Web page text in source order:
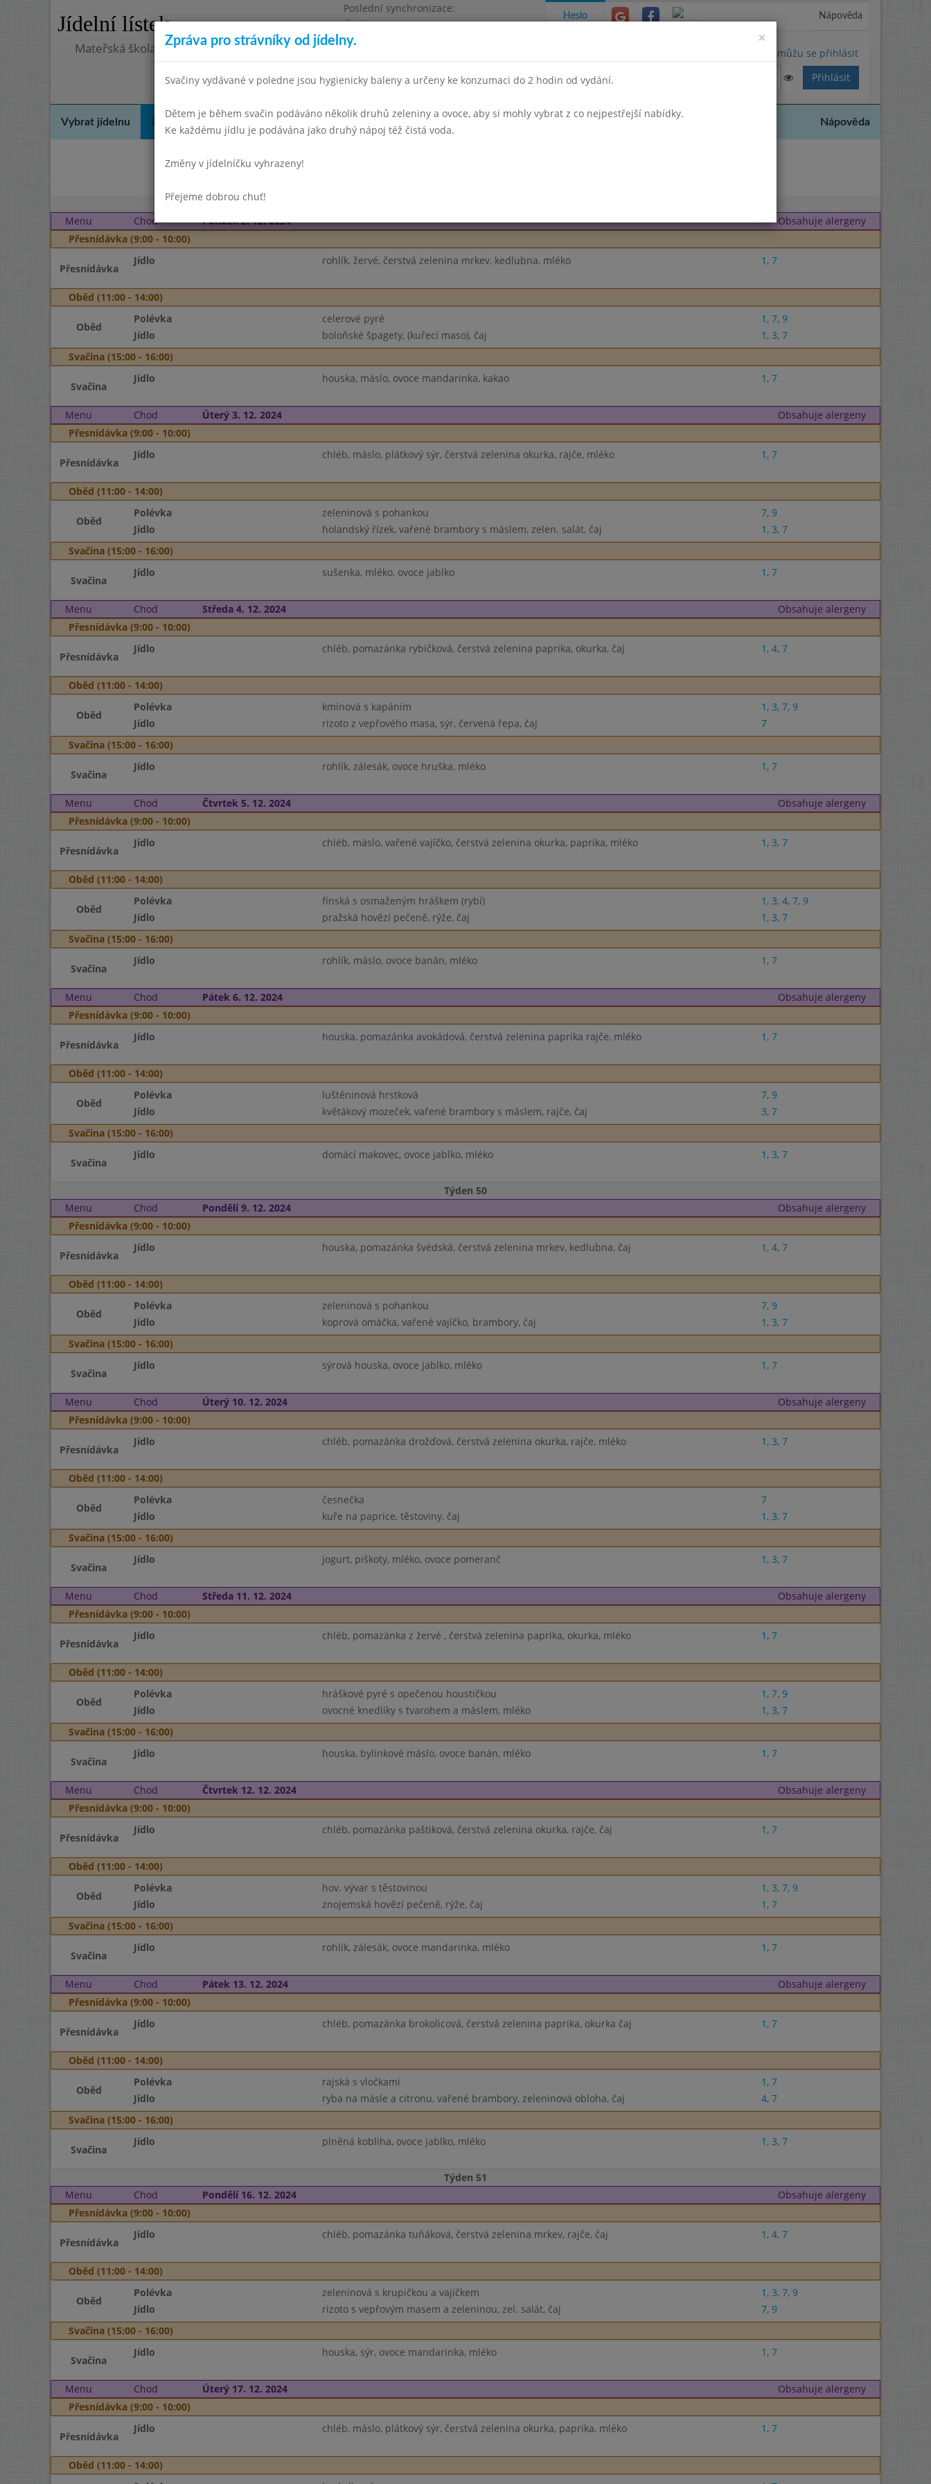
Jídelní lístek
Poslední synchronizace:
Úterý 23.6.2026 16:09
Mateřská škola, Praha 10, Kodaňská 989/14, příspěvková organizace
Heslo Nápověda
Nemůžu se přihlásit
Vybrat jídelnu Jídelní lístek Docházka Aktivity Nápověda
Říjen 2024
Menu
Chod Pondělí 2. 12. 2024
Obsahuje alergeny
Přesnídávka (9:00 - 10:00)
Přesnídávka
Jídlo rohlík, žervé, čerstvá zelenina mrkev, kedlubna, mléko 1 , 7
Oběd (11:00 - 14:00)
Oběd
Polévka celerové pyré 1 , 7, 9
Jídlo
boloňské špagety, (kuřecí maso), čaj 1 , 3, 7
Svačina (15:00 - 16:00)
Svačina
Jídlo houska, máslo, ovoce mandarinka, kakao 1 , 7
Menu Chod Úterý 3. 12. 2024
Obsahuje alergeny
Přesnídávka (9:00 - 10:00)
Přesnídávka
Jídlo chléb, máslo, plátkový sýr, čerstvá zelenina okurka, rajče, mléko 1 , 7
Oběd (11:00 - 14:00)
Oběd
Polévka zeleninová s pohankou 7, 9
Jídlo
holandský řízek, vařené brambory s máslem, zelen. salát, čaj 1 , 3, 7
Svačina (15:00 - 16:00)
Svačina
Jídlo sušenka, mléko, ovoce jablko 1 , 7
Menu Chod Středa 4. 12. 2024
Obsahuje alergeny
Přesnídávka (9:00 - 10:00)
Přesnídávka
Jídlo chléb, pomazánka rybičková, čerstvá zelenina paprika, okurka, čaj 1 , 4, 7
Oběd (11:00 - 14:00)
Oběd
Polévka kmínová s kapáním 1 , 3, 7, 9
Jídlo
rizoto z vepřového masa, sýr, červená řepa, čaj
7
Svačina (15:00 - 16:00)
Svačina
Jídlo rohlík, zálesák, ovoce hruška, mléko 1 , 7
Menu Chod Čtvrtek 5. 12. 2024
Obsahuje alergeny
Přesnídávka (9:00 - 10:00)
Přesnídávka
Jídlo chléb, máslo, vařené vajíčko, čerstvá zelenina okurka, paprika, mléko 1 , 3, 7
Oběd (11:00 - 14:00)
Oběd
Polévka fínská s osmaženým hráškem (rybí) 1 , 3, 4, 7, 9
Jídlo
pražská hovězí pečeně, rýže, čaj 1 , 3, 7
Svačina (15:00 - 16:00)
Svačina
Jídlo rohlík, máslo, ovoce banán, mléko 1 , 7
Menu Chod Pátek 6. 12. 2024
Obsahuje alergeny
Přesnídávka (9:00 - 10:00)
Přesnídávka
Jídlo houska, pomazánka avokádová, čerstvá zelenina paprika rajče, mléko 1 , 7
Oběd (11:00 - 14:00)
Oběd
Polévka luštěninová hrstková 7, 9
Jídlo
květákový mozeček, vařené brambory s máslem, rajče, čaj 3, 7
Svačina (15:00 - 16:00)
Svačina
Jídlo domácí makovec, ovoce jablko, mléko 1 , 3, 7
Týden 50
Menu
Chod Pondělí 9. 12. 2024
Obsahuje alergeny
Přesnídávka (9:00 - 10:00)
Přesnídávka
Jídlo houska, pomazánka švédská, čerstvá zelenina mrkev, kedlubna, čaj 1 , 4, 7
Oběd (11:00 - 14:00)
Oběd
Polévka zeleninová s pohankou 7, 9
Jídlo
koprová omáčka, vařené vajíčko, brambory, čaj 1 , 3, 7
Svačina (15:00 - 16:00)
Svačina
Jídlo sýrová houska, ovoce jablko, mléko 1 , 7
Menu Chod Úterý 10. 12. 2024
Obsahuje alergeny
Přesnídávka (9:00 - 10:00)
Přesnídávka
Jídlo chléb, pomazánka drožďová, čerstvá zelenina okurka, rajče, mléko 1 , 3, 7
Oběd (11:00 - 14:00)
Oběd
Polévka česnečka
7
Jídlo
kuře na paprice, těstoviny, čaj 1 , 3, 7
Svačina (15:00 - 16:00)
Svačina
Jídlo jogurt, piškoty, mléko, ovoce pomeranč 1 , 3, 7
Menu Chod Středa 11. 12. 2024
Obsahuje alergeny
Přesnídávka (9:00 - 10:00)
Přesnídávka
Jídlo chléb, pomazánka z žervé , čerstvá zelenina paprika, okurka, mléko 1 , 7
Oběd (11:00 - 14:00)
Oběd
Polévka hráškové pyré s opečenou houstičkou 1 , 7, 9
Jídlo
ovocné knedlíky s tvarohem a máslem, mléko 1 , 3, 7
Svačina (15:00 - 16:00)
Svačina
Jídlo houska, bylinkové máslo, ovoce banán, mléko 1 , 7
Menu Chod Čtvrtek 12. 12. 2024
Obsahuje alergeny
Přesnídávka (9:00 - 10:00)
Přesnídávka
Jídlo chléb, pomazánka paštiková, čerstvá zelenina okurka, rajče, čaj 1 , 7
Oběd (11:00 - 14:00)
Oběd
Polévka hov. vývar s těstovinou 1 , 3, 7, 9
Jídlo
znojemská hovězí pečeně, rýže, čaj 1 , 7
Svačina (15:00 - 16:00)
Svačina
Jídlo rohlík, zálesák, ovoce mandarinka, mléko 1 , 7
Menu Chod Pátek 13. 12. 2024
Obsahuje alergeny
Přesnídávka (9:00 - 10:00)
Přesnídávka
Jídlo chléb, pomazánka brokolicová, čerstvá zelenina paprika, okurka čaj 1 , 7
Oběd (11:00 - 14:00)
Oběd
Polévka rajská s vločkami 1 , 7
Jídlo
ryba na másle a citronu, vařené brambory, zeleninová obloha, čaj 4, 7
Svačina (15:00 - 16:00)
Svačina
Jídlo plněná kobliha, ovoce jablko, mléko 1 , 3, 7
Týden 51
Menu
Chod Pondělí 16. 12. 2024
Obsahuje alergeny
Přesnídávka (9:00 - 10:00)
Přesnídávka
Jídlo chléb, pomazánka tuňáková, čerstvá zelenina mrkev, rajče, čaj 1 , 4, 7
Oběd (11:00 - 14:00)
Oběd
Polévka zeleninová s krupičkou a vajíčkem 1 , 3, 7, 9
Jídlo
rizoto s vepřovým masem a zeleninou, zel. salát, čaj 7, 9
Svačina (15:00 - 16:00)
Svačina
Jídlo houska, sýr, ovoce mandarinka, mléko 1 , 7
Menu Chod Úterý 17. 12. 2024
Obsahuje alergeny
Přesnídávka (9:00 - 10:00)
Přesnídávka
Jídlo chléb, máslo, plátkový sýr, čerstvá zelenina okurka, paprika, mléko 1 , 7
Oběd (11:00 - 14:00)
×
Zpráva pro strávníky od jídelny.
Svačiny vydávané v poledne jsou hygienicky baleny a určeny ke konzumaci do 2 hodin od vydání.
Dětem je během svačin podáváno několik druhů zeleniny a ovoce, aby si mohly vybrat z co nejpestřejší nabídky.
Ke každému jídlu je podávána jako druhý nápoj též čistá voda.
Změny v jídelníčku vyhrazeny!
Přejeme dobrou chuť!